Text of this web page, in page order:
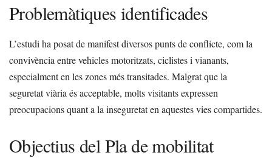
Problemàtiques identificades
L’estudi ha posat de manifest diversos punts de conflicte, com la
convivència entre vehicles motoritzats, ciclistes i vianants,
especialment en les zones més transitades. Malgrat que la
seguretat viària és acceptable, molts visitants expressen
preocupacions quant a la inseguretat en aquestes vies compartides.
Objectius del Pla de mobilitat